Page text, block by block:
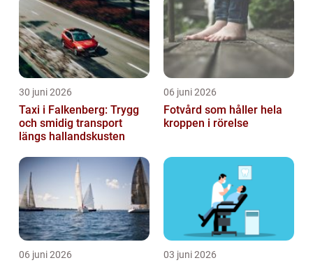
30 juni 2026
Taxi i Falkenberg: Trygg
och smidig transport
längs hallandskusten
06 juni 2026
Fotvård som håller hela
kroppen i rörelse
06 juni 2026 03 juni 2026